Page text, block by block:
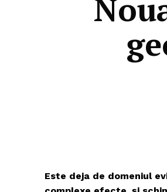
Este deja de domeniul